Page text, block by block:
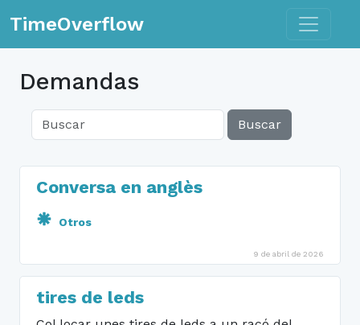
TimeOverflow Toggle
Demandas
Buscar
Conversa en anglès
Otros
9 de abril de 2026
tires de leds